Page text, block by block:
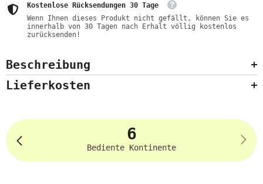
Kostenlose Rücksendungen 30 Tage
Wenn Ihnen dieses Produkt nicht gefällt, können Sie es
innerhalb von 30 Tagen nach Erhalt völlig kostenlos
zurücksenden!
Beschreibung
Lieferkosten
6
Bediente Kontinente